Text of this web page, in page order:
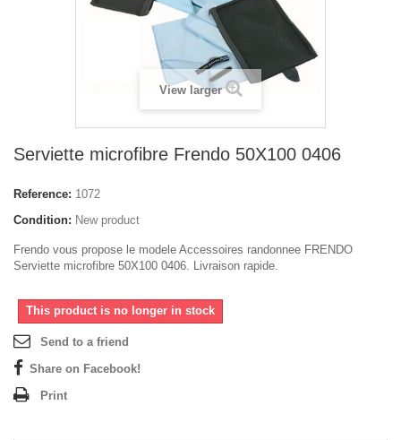
View larger
Serviette microfibre Frendo 50X100 0406
Reference: 1072
Condition: New product
Frendo vous propose le modele Accessoires randonnee FRENDO
Serviette microfibre 50X100 0406. Livraison rapide.
This product is no longer in stock
Send to a friend
Share on Facebook!
Print